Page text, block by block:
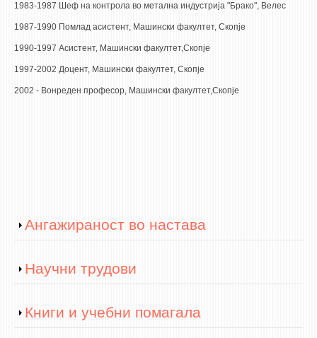
ЕКВИВАЛЕНЦИИ ОД СТАРИ СТУДИСКИ ПРОГРАМИ
ОГЛАСНА ТАБЛА
СТИПЕНДИИ
1983-1987 Шеф на контрола во метална индустрија "Брако", Велес
1987-1990 Помлад асистент, Машински факултет, Скопје
1990-1997 Асистент, Машински факултет,Скопје
1997-2002 Доцент, Машински факултет, Скопје
2002 - Вонреден професор, Машински факултет,Скопје
Show
Ангажираност во настава
Show
Научни трудови
Show
Книги и учебни помагала